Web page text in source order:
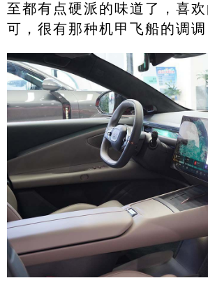
至都有点硬派的味道了，喜
可，很有那种机甲飞船的调调